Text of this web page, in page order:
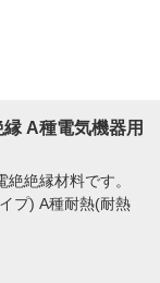
A種電気機器用
絶縁材料です。
プ) A種耐熱(耐熱